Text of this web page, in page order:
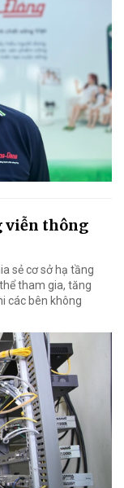
viễn thông
sẻ cơ sở hạ tầng
tham gia, tăng
các bên không